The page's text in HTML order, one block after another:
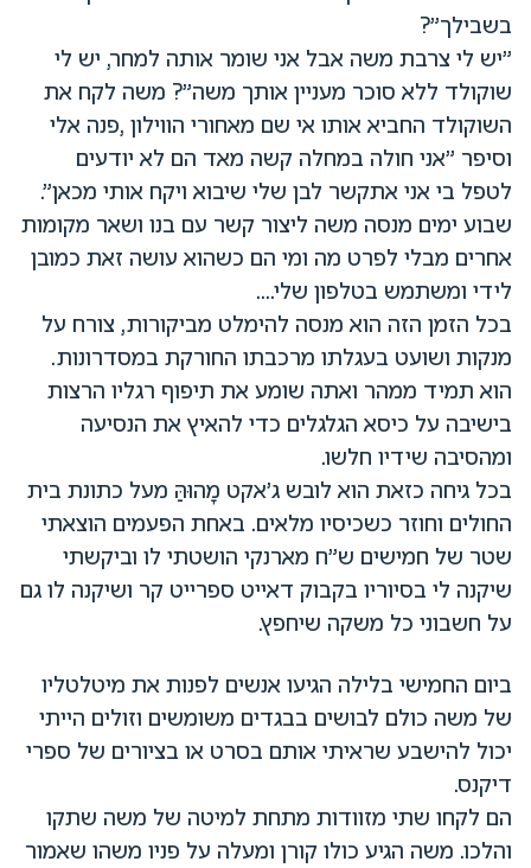
בשבילך"?
"יש לי צרבת משה אבל אני שומר אותה למחר, יש לי
שוקולד ללא סוכר מעניין אותך משה"? משה לקח את
השוקולד החביא אותו אי שם מאחורי הווילון ,פנה אלי
וסיפר "אני חולה במחלה קשה מאד הם לא יודעים
לטפל בי אני אתקשר לבן שלי שיבוא ויקח אותי מכאן".
שבוע ימים מנסה משה ליצור קשר עם בנו ושאר מקומות
אחרים מבלי לפרט מה ומי הם כשהוא עושה זאת כמובן
לידי ומשתמש בטלפון שלי....
בכל הזמן הזה הוא מנסה להימלט מביקורות, צורח על
מנקות ושועט בעגלתו מרכבתו החורקת במסדרונות.
הוא תמיד ממהר ואתה שומע את תיפוף רגליו הרצות
בישיבה על כיסא הגלגלים כדי להאיץ את הנסיעה
ומהסיבה שידיו חלשו.
בכל גיחה כזאת הוא לובש ג'אקט מָהוּהַּ מעל כתונת בית
החולים וחוזר כשכיסיו מלאים. באחת הפעמים הוצאתי
שטר של חמישים ש"ח מארנקי הושטתי לו וביקשתי
שיקנה לי בסיוריו בקבוק דאייט ספרייט קר ושיקנה לו גם
על חשבוני כל משקה שיחפץ.
ביום החמישי בלילה הגיעו אנשים לפנות את מיטלטליו
של משה כולם לבושים בבגדים משומשים וזולים הייתי
יכול להישבע שראיתי אותם בסרט או בציורים של ספרי
דיקנס.
הם לקחו שתי מזוודות מתחת למיטה של משה שתקו
והלכו. משה הגיע כולו קורן ומעלה על פניו משהו שאמור